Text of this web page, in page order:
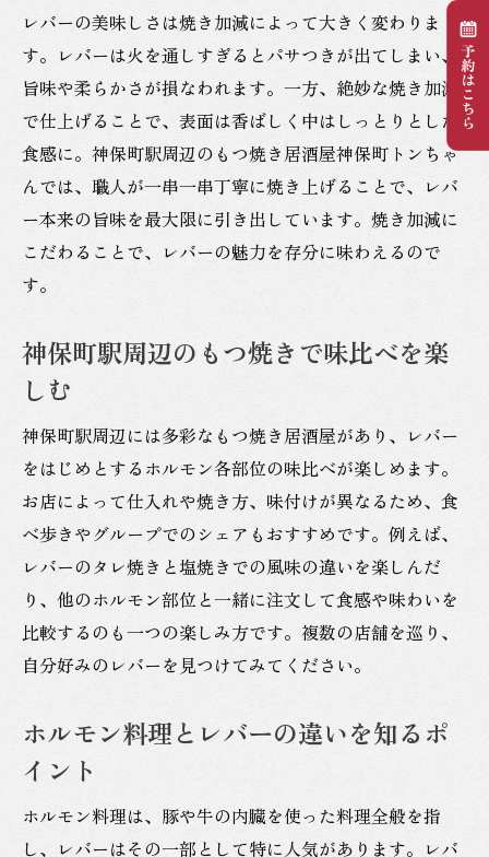
レバーの美味しさは焼き加減によって大きく変わりま
す。レバーは火を通しすぎるとパサつきが出てしまい、
旨味や柔らかさが損なわれます。一方、絶妙な焼き加減
で仕上げることで、表面は香ばしく中はしっとりとした
食感に。神保町駅周辺のもつ焼き居酒屋神保町トンちゃ
んでは、職人が一串一串丁寧に焼き上げることで、レバ
ー本来の旨味を最大限に引き出しています。焼き加減に
こだわることで、レバーの魅力を存分に味わえるので
す。
神保町駅周辺のもつ焼きで味比べを楽
しむ
神保町駅周辺には多彩なもつ焼き居酒屋があり、レバー
をはじめとするホルモン各部位の味比べが楽しめます。
お店によって仕入れや焼き方、味付けが異なるため、食
べ歩きやグループでのシェアもおすすめです。例えば、
レバーのタレ焼きと塩焼きでの風味の違いを楽しんだ
り、他のホルモン部位と一緒に注文して食感や味わいを
比較するのも一つの楽しみ方です。複数の店舗を巡り、
自分好みのレバーを見つけてみてください。
ホルモン料理とレバーの違いを知るポ
イント
ホルモン料理は、豚や牛の内臓を使った料理全般を指
し、レバーはその一部として特に人気があります。レバ